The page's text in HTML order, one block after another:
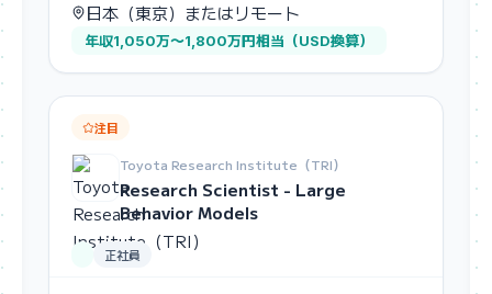
日本（東京）またはリモート
年収1,050万〜1,800万円相当（USD換算）
注目
Toyota Research Institute（TRI）
Research Scientist - Large
Behavior Models
正社員